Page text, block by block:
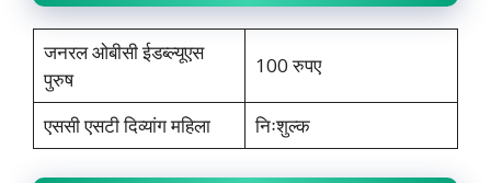
जनरल ओबीसी ईडब्ल्यूएस
पुरुष
100 रुपए
एससी एसटी दिव्यांग महिला निःशुल्क